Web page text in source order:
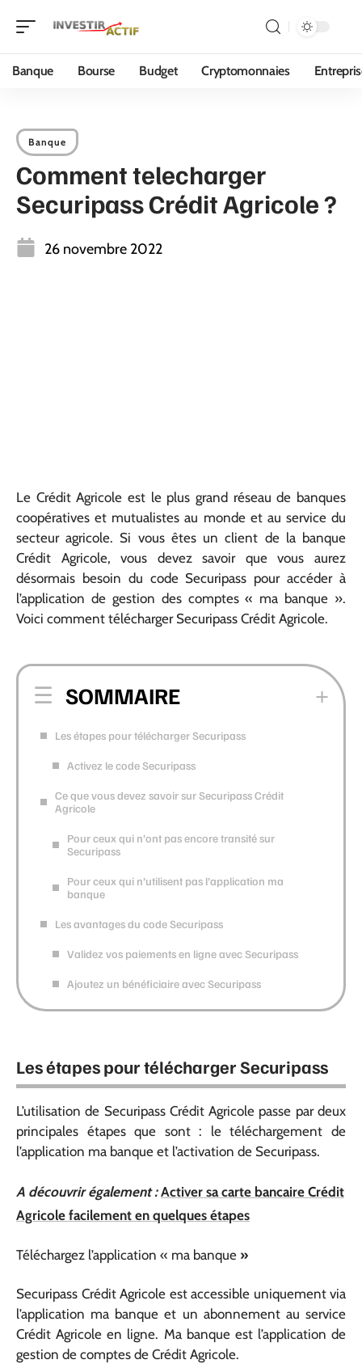
Banque Bourse Budget Cryptomonnaies
Banque
Comment telecharger
Securipass Crédit Agricole ?
26 novembre 2022
Le Crédit Agricole est le plus grand réseau de banques
coopératives et mutualistes au monde et au service du
secteur agricole. Si vous êtes un client de la banque
Crédit Agricole, vous devez savoir que vous aurez
désormais besoin du code Securipass pour accéder à
l’application de gestion des comptes « ma banque ».
Voici comment télécharger Securipass Crédit Agricole.
SOMMAIRE
Les étapes pour télécharger Securipass
Activez le code Securipass
Ce que vous devez savoir sur Securipass Crédit
Agricole
Pour ceux qui n’ont pas encore transité sur
Securipass
Pour ceux qui n’utilisent pas l’application ma
banque
Les avantages du code Securipass
Validez vos paiements en ligne avec Securipass
Ajoutez un bénéficiaire avec Securipass
Les étapes pour télécharger Securipass
L’utilisation de Securipass Crédit Agricole passe par deux
principales étapes que sont : le téléchargement de
l’application ma banque et l’activation de Securipass.
A découvrir également : Activer sa carte bancaire Crédit
Agricole facilement en quelques étapes
Téléchargez l’application « ma banque »
Securipass Crédit Agricole est accessible uniquement via
l’application ma banque et un abonnement au service
Crédit Agricole en ligne. Ma banque est l’application de
gestion de comptes de Crédit Agricole.